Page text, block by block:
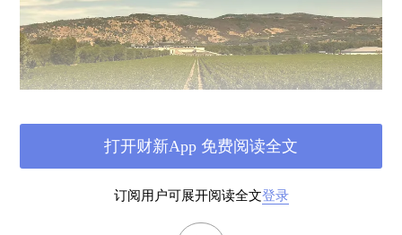
（酒乡列车上拍到的Opus One总部侧面。）
订阅用户可展开阅读全文登录
打开财新App 免费阅读全文